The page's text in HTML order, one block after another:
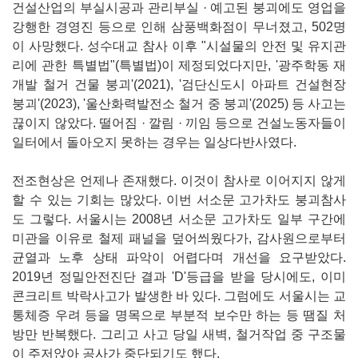
건설산업의 부실시공과 관리부실 · 예고된 붕괴에도 영업을
강행한 경영진 등으로 인해 삼풍백화점이 무너졌고, 502명
이 사망했다. 성수대교 참사 이후 "시설물의 안전 및 유지관
리에 관한 특별법"(특별법)이 제정되었다지만, '광주학동 재
개발 철거 건물 붕괴'(2021), '검단신도시 아파트 건설현장
붕괴'(2023), '울산화력발전소 철거 중 붕괴'(2025) 등 사고는
끊이지 않았다. 떨어짐 · 깔림 · 끼임 등으로 건설노동자들이
일터에서 돌아오지 못하는 경우는 일상다반사였다.
전조현상은 언제나 존재했다. 이것이 참사로 이어지지 않게
할 수 있는 기회는 많았다. 이번 서소문 고가차도 붕괴참사
도 그렇다. 서울시는 2008년 서소문 고가차도 일부 구간에
미관을 이유로 철제 패널을 덮어씌웠다가, 감사원으로부터
균열과 노후 상태 파악이 어렵다며 개선을 요구받았다.
2019년 정밀안전진단 결과 'D'등급을 받을 당시에도, 이미
콘크리트 박락사고가 발생한 바 있다. 그럼에도 서울시는 교
통체증 우려 등을 명목으로 부분적 보수만 하는 등 땜질 처
방만 반복했다. 그리고 사고 당일 새벽, 철거작업 중 구조물
이 주저앉아 공사가 중단되기도 했다.